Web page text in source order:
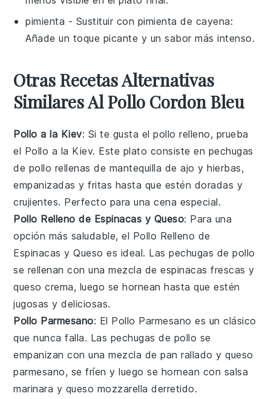
pimienta - Sustituir con pimienta de cayena:
Añade un toque picante y un sabor más intenso.
Otras Recetas Alternativas
Similares Al Pollo Cordon Bleu
Pollo a la Kiev: Si te gusta elpollo relleno, prueba
el Pollo a la Kiev. Este plato consiste en pechugas
de pollo rellenas de mantequilla de ajo y hierbas,
empanizadas y fritas hasta que estén doradas y
crujientes. Perfecto para una cena especial.
Pollo Relleno de Espinacas y Queso: Para una
opción más saludable, el Pollo Relleno de
Espinacas y Queso es ideal. Las pechugas de pollo
se rellenan con una mezcla deespinacas frescas y
queso crema, luego se hornean hasta que estén
jugosas y deliciosas.
Pollo Parmesano: El Pollo Parmesano es un clásico
que nunca falla. Las pechugas de pollo se
empanizan con una mezcla depan rallado y queso
parmesano, se fríen y luego se hornean con salsa
marinara y queso mozzarella derretido.